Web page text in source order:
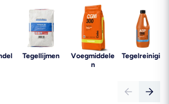
Tegellijmen
Voegmiddele
n
Tegelreiniging